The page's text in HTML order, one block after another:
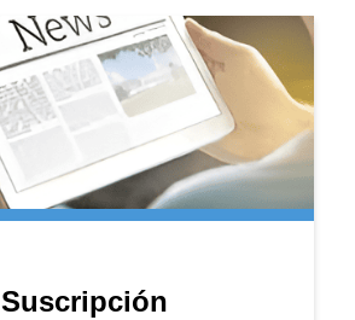
Suscripción